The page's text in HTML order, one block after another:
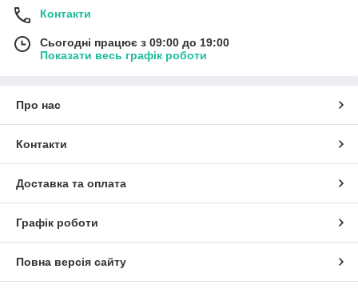
Контакти
Сьогодні працює з 09:00 до 19:00
Показати весь графік роботи
Про нас
Контакти
Доставка та оплата
Графік роботи
Повна версія сайту